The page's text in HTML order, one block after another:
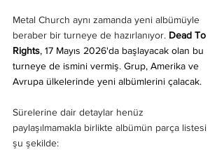
Metal Church aynı zamanda yeni albümüyle
beraber bir turneye de hazırlanıyor. Dead To
Rights, 17 Mayıs 2026'da başlayacak olan bu
turneye de ismini vermiş. Grup, Amerika ve
Avrupa ülkelerinde yeni albümlerini çalacak.
Sürelerine dair detaylar henüz
paylaşılmamakla birlikte albümün parça listesi
şu şekilde: